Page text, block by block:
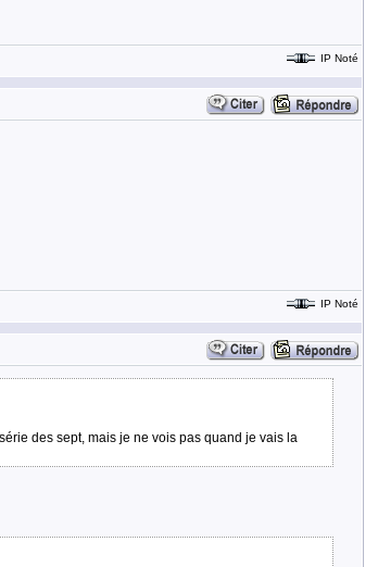
IP Noté
IP Noté
des sept, mais je ne vois pas quand je vais la